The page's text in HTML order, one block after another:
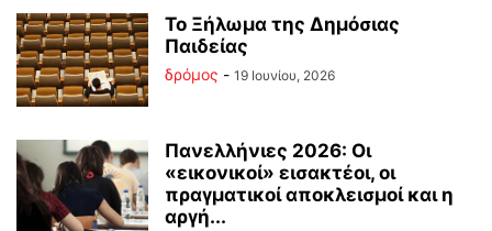
Το Ξήλωμα της Δημόσιας
Παιδείας
δρόμος - 19 Ιουνίου, 2026
Πανελλήνιες 2026: Οι
«εικονικοί» εισακτέοι, οι
πραγματικοί αποκλεισμοί και η
αργή...